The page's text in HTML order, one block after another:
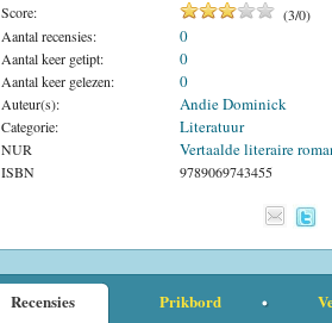
Score: (3/0)
Aantal recensies:
0
Aantal keer getipt: 0
Aantal keer gelezen: 0
Auteur(s): Andie Dominick
Categorie: Literatuur
NUR Vertaalde literaire
ISBN 9789069743455
Recensies Prikbord